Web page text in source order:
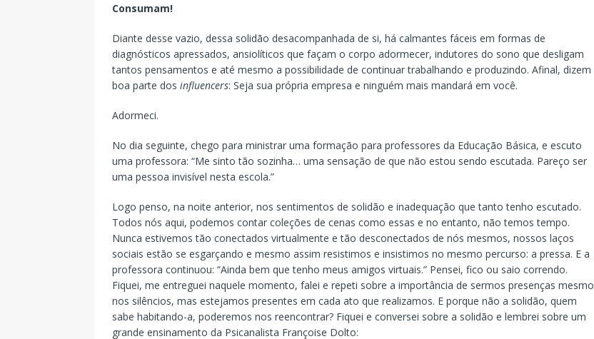
Consumam!
Diante desse vazio, dessa solidão desacompanhada de si, há calmantes fáceis em formas de
diagnósticos apressados, ansiolíticos que façam o corpo adormecer, indutores do sono que desligam
tantos pensamentos e até mesmo a possibilidade de continuar trabalhando e produzindo. Afinal, dizem
boa parte dos influencers: Seja sua própria empresa e ninguém mais mandará em você.
Adormeci.
No dia seguinte, chego para ministrar uma formação para professores da Educação Básica, e escuto
uma professora: “Me sinto tão sozinha… uma sensação de que não estou sendo escutada. Pareço ser
uma pessoa invisível nesta escola.”
Logo penso, na noite anterior, nos sentimentos de solidão e inadequação que tanto tenho escutado.
Todos nós aqui, podemos contar coleções de cenas como essas e no entanto, não temos tempo.
Nunca estivemos tão conectados virtualmente e tão desconectados de nós mesmos, nossos laços
sociais estão se esgarçando e mesmo assim resistimos e insistimos no mesmo percurso: a pressa. E a
professora continuou: “Ainda bem que tenho meus amigos virtuais.” Pensei, fico ou saio correndo.
Fiquei, me entreguei naquele momento, falei e repeti sobre a importância de sermos presenças mesmo
nos silêncios, mas estejamos presentes em cada ato que realizamos. E porque não a solidão, quem
sabe habitando-a, poderemos nos reencontrar? Fiquei e conversei sobre a solidão e lembrei sobre um
grande ensinamento da Psicanalista Françoise Dolto: